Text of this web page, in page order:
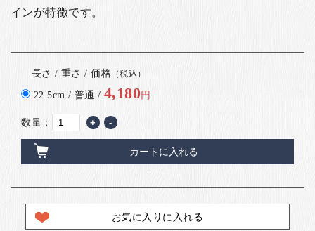
インが特徴です。
長さ / 重さ / 価格 （税込）
22.5cm / 普通 / 4,180円
数量： + -
カートに入れる
お気に入りに入れる